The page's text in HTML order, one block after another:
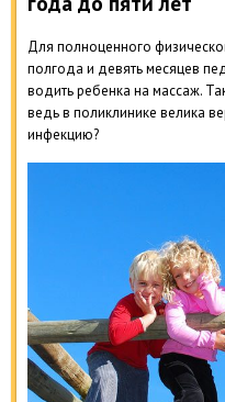
Для полноценного
полгода и девять месяцев
водить ребенка на массаж.
ведь в поликлинике велика
инфекцию?